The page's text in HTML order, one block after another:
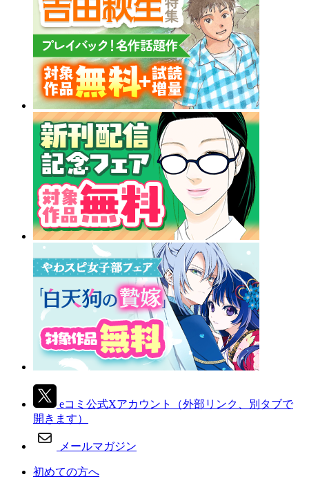
eコミ公式Xアカウント
（外部リンク、別タブで
開きます）
メールマガジン
初めての方へ